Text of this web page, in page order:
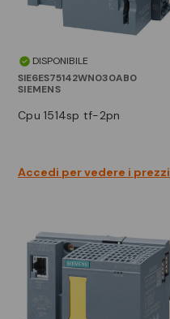
DISPONIBILE
SIE6ES75142WN030AB0
SIEMENS
cpu 1514sp tf-2pn
Accedi per vedere i prezzi